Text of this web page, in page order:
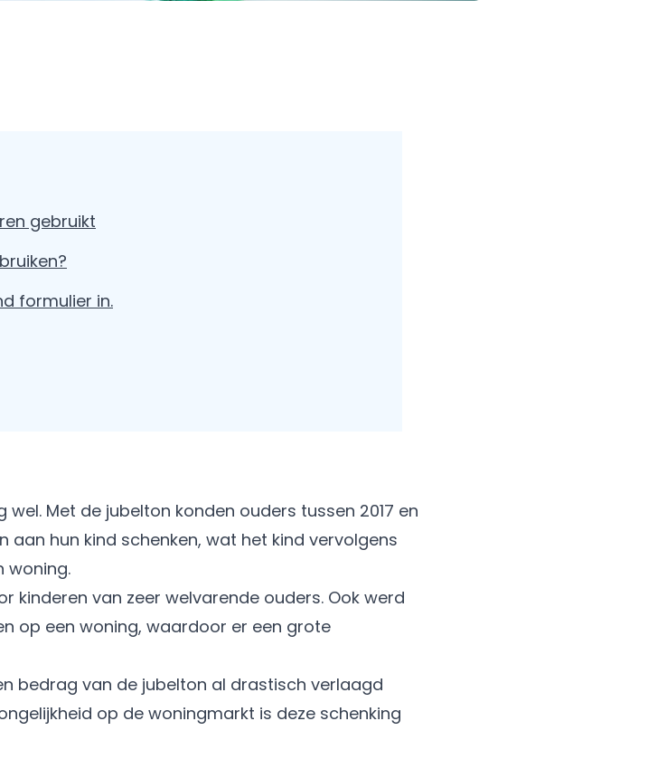
gebruikt
formulier in.
Met de jubelton konden ouders tussen 2017 en
hun kind schenken, wat het kind vervolgens
woning.
kinderen van zeer welvarende ouders. Ook werd
op een woning, waardoor er een grote
bedrag van de jubelton al drastisch verlaagd
op de woningmarkt is deze schenking